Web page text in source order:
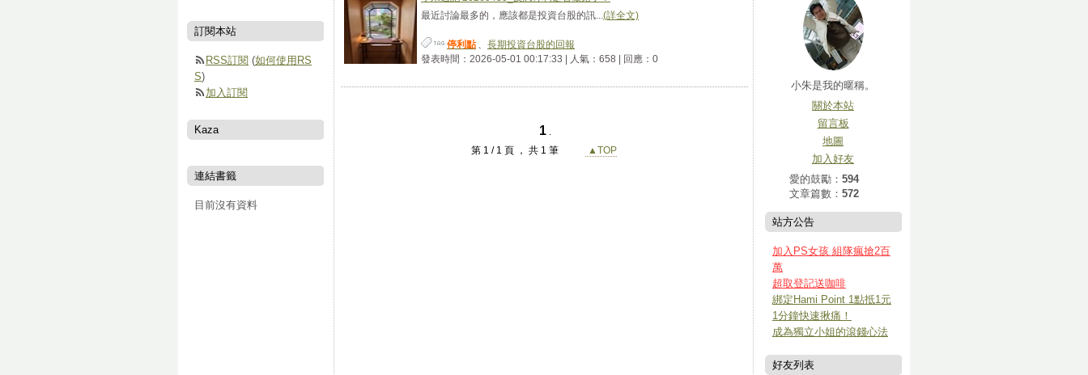
最近討論最多的，應該都是投資台股的訊...(詳全文)
停利點 、 長期投資台股的回報
發表時間：2026-05-01 00:17:33 | 人氣：658 | 回應：0
1 .
第 1 / 1 頁 ， 共 1 筆
▲TOP
小朱是我的暱稱。
關於本站
留言板
地圖
加入好友
愛的鼓勵： 594
文章篇數： 572
站方公告
加入PS女孩 組隊瘋搶2百
萬
超取登記送咖啡
綁定Hami Point 1點抵1元
1分鐘快速揪痛！
成為獨立小姐的滾錢心法
好友列表
訂閱本站
RSS訂閱 (如何使用RS
S)
加入訂閱
Kaza
連結書籤
目前沒有資料